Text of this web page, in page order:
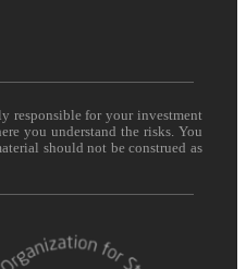
responsible for your investment
you understand the risks. You
should not be construed as